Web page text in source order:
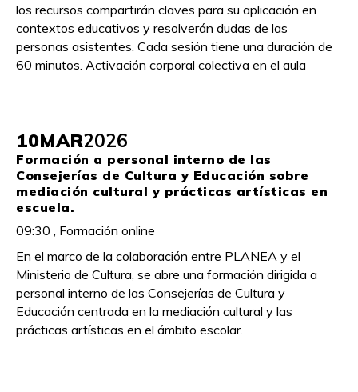
los recursos compartirán claves para su aplicación en
contextos educativos y resolverán dudas de las
personas asistentes. Cada sesión tiene una duración de
60 minutos. Activación corporal colectiva en el aula
10MAR2026
Formación a personal interno de las
Consejerías de Cultura y Educación sobre
mediación cultural y prácticas artísticas en
escuela.
09:30 , Formación online
En el marco de la colaboración entre PLANEA y el
Ministerio de Cultura, se abre una formación dirigida a
personal interno de las Consejerías de Cultura y
Educación centrada en la mediación cultural y las
prácticas artísticas en el ámbito escolar.